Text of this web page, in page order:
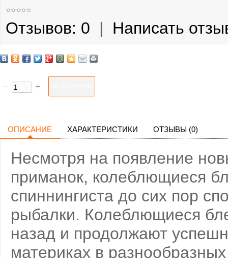
Отзывов: 0 | Написать
ОПИСАНИЕ ХАРАКТЕРИСТИКИ ОТЗЫВЫ (0)
Несмотря на появление
приманок, колеблющиеся
спиннингиста до сих пор
рыбалки. Колеблющиеся
назад и продолжают
материках в